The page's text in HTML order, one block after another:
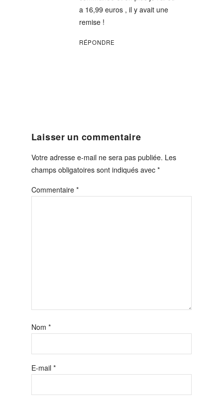
a 16,99 euros , il y avait une
remise !
RÉPONDRE
Laisser un commentaire
Votre adresse e-mail ne sera pas publiée. Les
champs obligatoires sont indiqués avec *
Commentaire *
Nom *
E-mail *